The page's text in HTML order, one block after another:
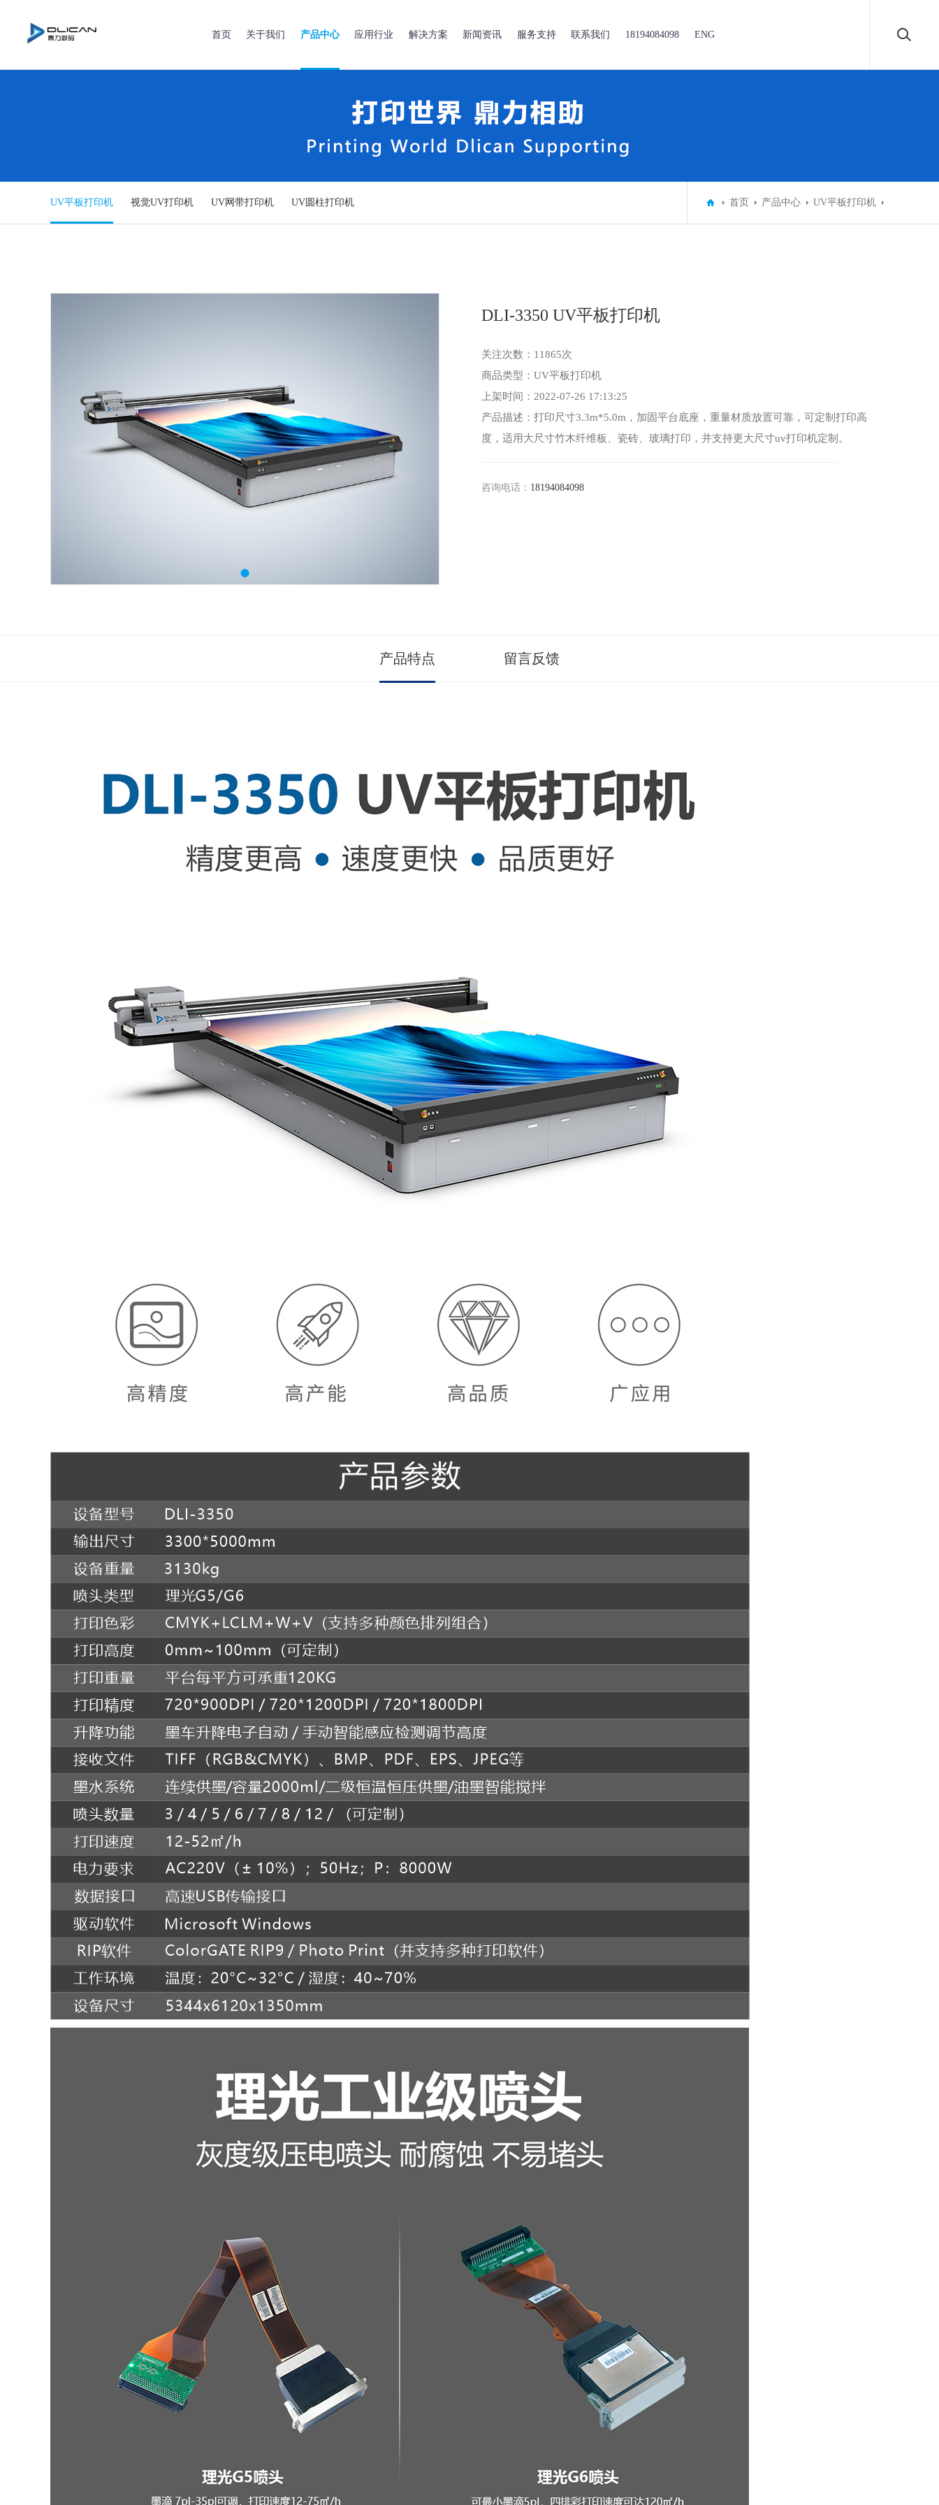
首页 关于我们 产品中心 应用行业 解决方案 新闻资讯 服务支持 联系我们 18194084098 ENG
UV平板打印机 视觉UV打印机 UV网带打印机 UV圆柱打印机 首页 产品中心 UV平板打印机
DLI-3350 UV平板打印机
关注次数：11865次
商品类型：UV平板打印机
上架时间：2022-07-26 17:13:25
产品描述：打印尺寸3.3m*5.0m，加固平台底座，重量材质放置可靠，可定制打印高
度，适用大尺寸竹木纤维板、瓷砖、玻璃打印，并支持更大尺寸uv打印机定制。
咨询电话： 18194084098
产品特点 留言反馈